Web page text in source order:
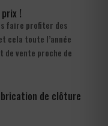
!
faire profiter des
cela toute l’année
vente proche de
de clôture